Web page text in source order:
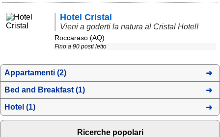
Hotel Cristal
Vieni a goderti la natura al Cristal Hotel!
Roccaraso (AQ)
Fino a 90 posti letto
Appartamenti (2)
Bed and Breakfast (1)
Hotel (1)
Ricerche popolari
➕ Segnala evento
Area riservata
Ambienti
≋ Mare
🗻 Montagna
Laghi